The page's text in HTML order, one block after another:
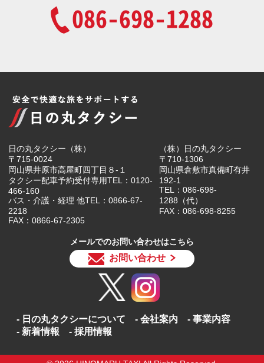
086-698-1288
日の丸タクシー（株）
〒715-0024
岡山県井原市高屋町四丁目８-１
タクシー配車予約受付専用TEL：0120-
466-160
バス・介護・経理 他TEL：0866-67-
2218
FAX：0866-67-2305
（株）日の丸タクシー
〒710-1306
岡山県倉敷市真備町有井
192-1
TEL：086-698-
1288（代）
FAX：086-698-8255
メールでのお問い合わせはこちら
お問い合わせ
日の丸タクシーについて 会社案内
事業内容
新着情報
採用情報